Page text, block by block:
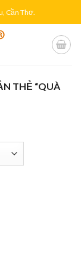
Cần Thơ.
THẺ “QUÀ